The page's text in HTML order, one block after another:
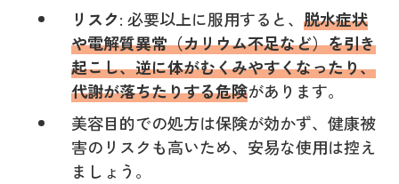
リスク: 必要以上に服用すると、 脱水症状
や電解質異常（カリウム不足など）を引き
起こし、逆に体がむくみやすくなったり、
代謝が落ちたりする危険があります。
美容目的での処方は保険が効かず、健康被
害のリスクも高いため、安易な使用は控え
ましょう。